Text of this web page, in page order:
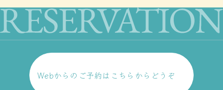
Webからのご予約はこちらからどうぞ